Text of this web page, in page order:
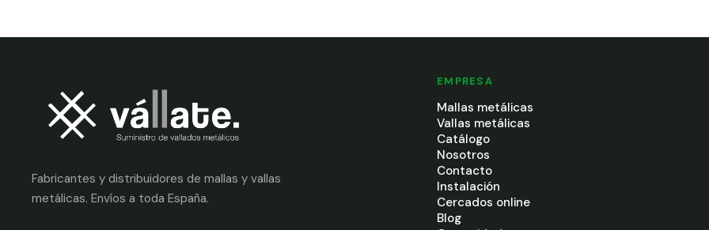
Fabricantes y distribuidores de mallas y vallas
metálicas. Envíos a toda España.
EMPRESA
Mallas metálicas
Vallas metálicas
Catálogo
Nosotros
Contacto
Instalación
Cercados online
Blog